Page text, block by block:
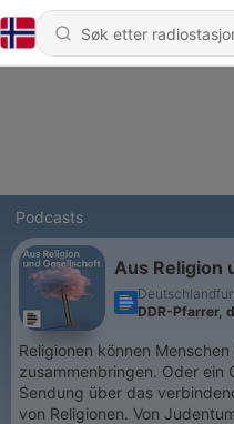
Podcasts
Aus Religion
DDR-Pfarrer,
Religionen können
zusammenbringen. Oder ein
Sendung über das
von Religionen. Von